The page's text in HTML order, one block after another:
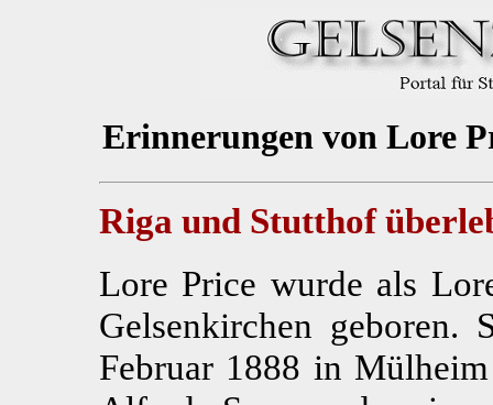
Erinnerungen von Lore
Riga und Stutthof
Lore Price wurde als
Gelsenkirchen
Februar 1888 in